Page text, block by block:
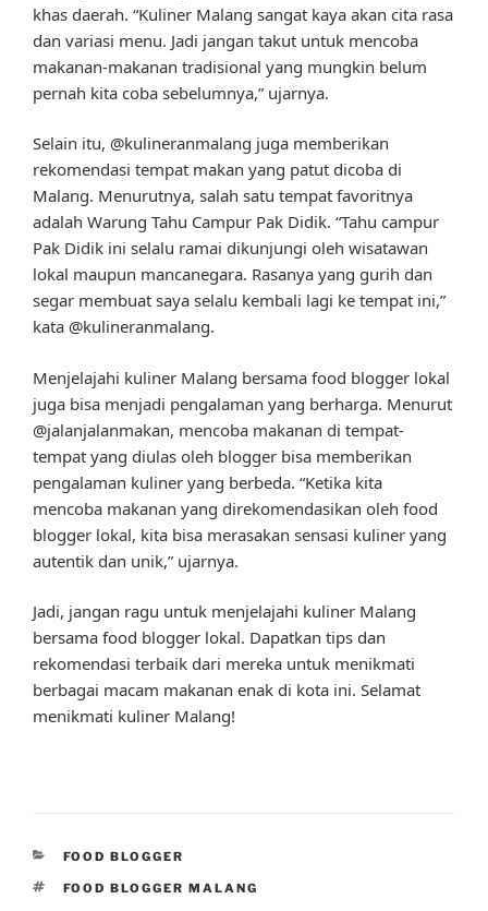
khas daerah. “Kuliner Malang sangat kaya akan cita rasa
dan variasi menu. Jadi jangan takut untuk mencoba
makanan-makanan tradisional yang mungkin belum
pernah kita coba sebelumnya,” ujarnya.
Selain itu, @kulineranmalang juga memberikan
rekomendasi tempat makan yang patut dicoba di
Malang. Menurutnya, salah satu tempat favoritnya
adalah Warung Tahu Campur Pak Didik. “Tahu campur
Pak Didik ini selalu ramai dikunjungi oleh wisatawan
lokal maupun mancanegara. Rasanya yang gurih dan
segar membuat saya selalu kembali lagi ke tempat ini,”
kata @kulineranmalang.
Menjelajahi kuliner Malang bersama food blogger lokal
juga bisa menjadi pengalaman yang berharga. Menurut
@jalanjalanmakan, mencoba makanan di tempat-
tempat yang diulas oleh blogger bisa memberikan
pengalaman kuliner yang berbeda. “Ketika kita
mencoba makanan yang direkomendasikan oleh food
blogger lokal, kita bisa merasakan sensasi kuliner yang
autentik dan unik,” ujarnya.
Jadi, jangan ragu untuk menjelajahi kuliner Malang
bersama food blogger lokal. Dapatkan tips dan
rekomendasi terbaik dari mereka untuk menikmati
berbagai macam makanan enak di kota ini. Selamat
menikmati kuliner Malang!
CATEGORIES
FOOD BLOGGER
TAGS
FOOD BLOGGER MALANG